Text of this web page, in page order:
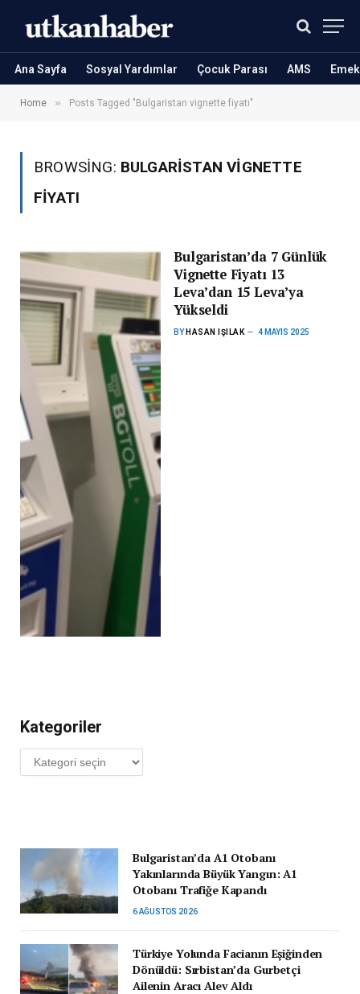
Ana Sayfa Sosyal Yardımlar Çocuk Parası AMS
Home » Posts Tagged "Bulgaristan vignette fiyatı"
BROWSING: BULGARISTAN VIGNETTE
FIYATI
Bulgaristan’da 7 Günlük
Vignette Fiyatı 13
Leva’dan 15 Leva’ya
Yükseldi
BY HASAN IŞILAK 4 MAYIS 2025
Kategoriler
Kategoriler
Bulgaristan’da A1 Otobanı
Yakınlarında Büyük Yangın: A1
Otobanı Trafiğe Kapandı
6 AĞUSTOS 2026
Türkiye Yolunda Facianın Eşiğinden
Dönüldü: Sırbistan’da Gurbetçi
Ailenin Aracı Alev Aldı